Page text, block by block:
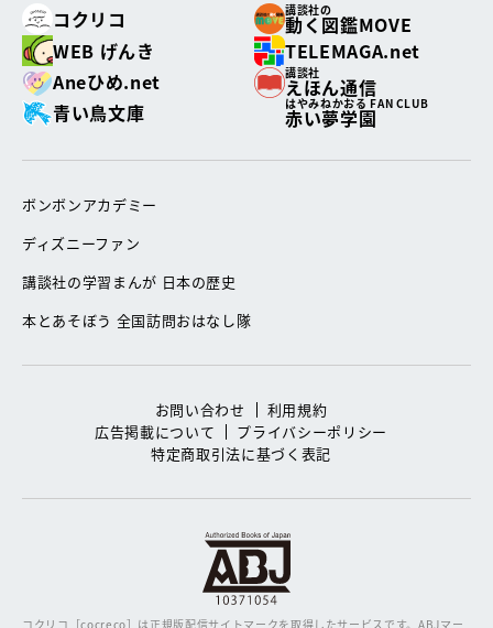
コクリコ
講談社の
動く図鑑MOVE
WEB げんき
TELEMAGA.net
Aneひめ.net
講談社
えほん通信
青い鳥文庫
はやみねかおる FAN CLUB
赤い夢学園
ボンボンアカデミー
ディズニーファン
講談社の学習まんが 日本の歴史
本とあそぼう 全国訪問おはなし隊
お問い合わせ
利用規約
広告掲載について
プライバシーポリシー
特定商取引法に基づく表記
コクリコ［cocreco］は正規版配信サイトマークを取得したサービスです。ABJマー